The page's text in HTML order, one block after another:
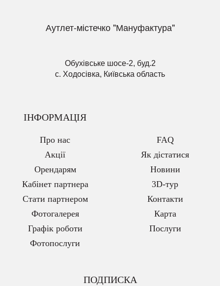
Аутлет-містечко "Мануфактура"
Обухівське шосе-2, буд.2
с. Ходосівка, Київська область
ІНФОРМАЦІЯ
Про нас
Акції
Орендарям
Кабінет партнера
Стати партнером
Фотогалерея
Графік роботи
Фотопослуги
FAQ
Як дістатися
Новини
3D-тур
Контакти
Карта
Послуги
ПОДПИСКА